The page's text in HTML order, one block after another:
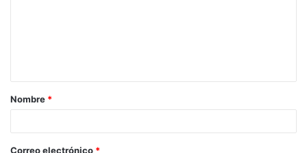
Nombre *
Correo electrónico *